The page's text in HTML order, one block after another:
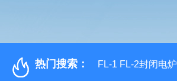
热门搜索： FL-1 FL-2封闭电炉